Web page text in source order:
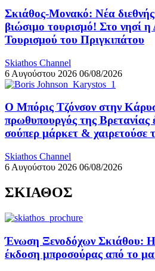
Σκιάθος-Μονακό: Νέα
βιώσιμο τουρισμό! Στο νησί η
Τουρισμού του Πριγκιπάτου
Skiathos Channel
6 Αυγούστου 2026 06/08/2026
Ο Μπόρις Τζόνσον στην
πρωθυπουργός της Βρετανίας
σούπερ μάρκετ & χαιρετούσε
Skiathos Channel
6 Αυγούστου 2026 06/08/2026
ΣΚΙΑΘΟΣ
Ένωση Ξενοδόχων Σκιάθου:
έκδοση μπροσούρας από το